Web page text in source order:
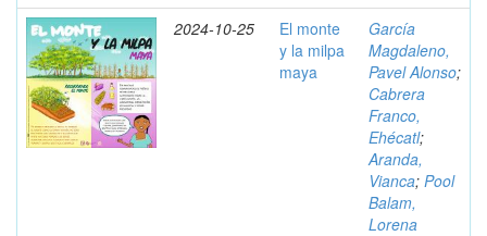
2024-10-25
El monte
y la milpa
maya
García
Magdaleno,
Pavel Alonso;
Cabrera
Franco,
Ehécatl;
Aranda,
Vianca; Pool
Balam,
Lorena